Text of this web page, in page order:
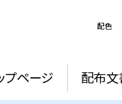
配色
プページ 配布文